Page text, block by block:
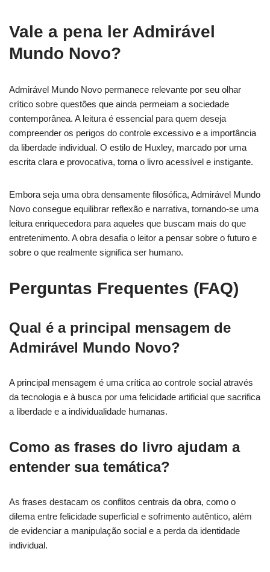
Vale a pena ler Admirável
Mundo Novo?
Admirável Mundo Novo permanece relevante por seu olhar
crítico sobre questões que ainda permeiam a sociedade
contemporânea. A leitura é essencial para quem deseja
compreender os perigos do controle excessivo e a importância
da liberdade individual. O estilo de Huxley, marcado por uma
escrita clara e provocativa, torna o livro acessível e instigante.
Embora seja uma obra densamente filosófica, Admirável Mundo
Novo consegue equilibrar reflexão e narrativa, tornando-se uma
leitura enriquecedora para aqueles que buscam mais do que
entretenimento. A obra desafia o leitor a pensar sobre o futuro e
sobre o que realmente significa ser humano.
Perguntas Frequentes (FAQ)
Qual é a principal mensagem de
Admirável Mundo Novo?
A principal mensagem é uma crítica ao controle social através
da tecnologia e à busca por uma felicidade artificial que sacrifica
a liberdade e a individualidade humanas.
Como as frases do livro ajudam a
entender sua temática?
As frases destacam os conflitos centrais da obra, como o
dilema entre felicidade superficial e sofrimento autêntico, além
de evidenciar a manipulação social e a perda da identidade
individual.